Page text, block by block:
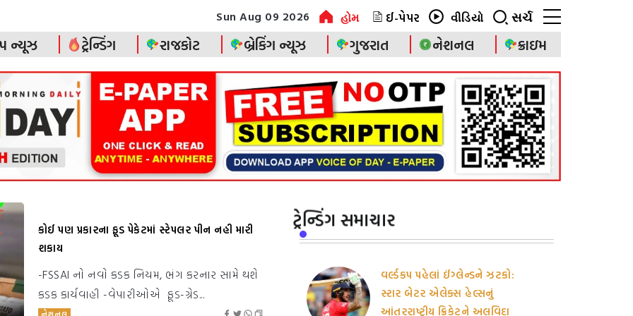
Sun Aug 09 2026 હોમ ઈ-પેપર વીડિયો સર્ચ
ન્યૂઝ ટ્રેન્ડિંગ રાજકોટ બ્રેકિંગ ન્યૂઝ ગુજરાત નેશનલ ક્રાઇમ
કોઈ પણ પ્રકારના ફૂડ પેકેટમાં સ્ટેપલર પીન નહી મારી
શકાય
-FSSAI નો નવો કડક નિયમ, ભંગ કરનાર સામે થશે
કડક કાર્યવાહી -વેપારીઓએ ફૂડ-ગ્રેડ...
ટ્રેન્ડિંગ સમાચાર
વર્લ્ડકપ પહેલાં ઈંગ્લેન્ડને ઝટકો:
સ્ટાર બેટર એલેક્સ હેલ્સનું
આંતરરાષ્ટ્રીય ક્રિકેટને અલવિદા